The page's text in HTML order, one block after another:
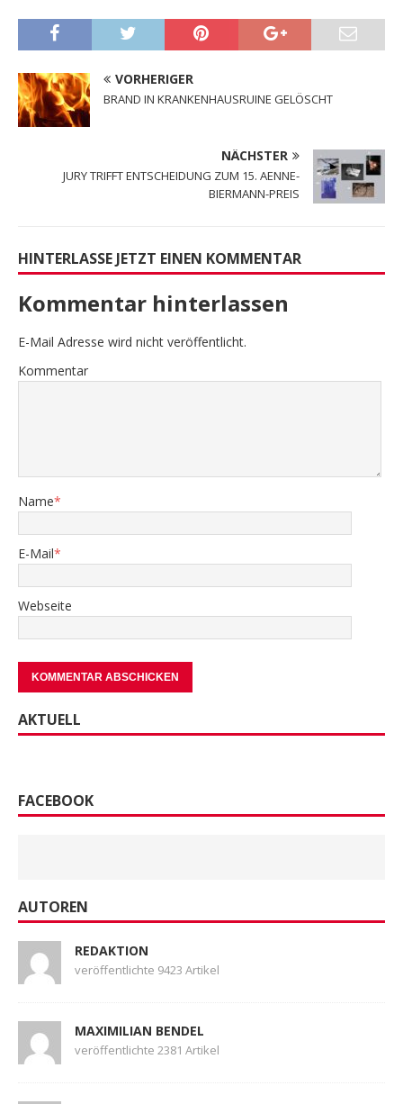
VORHERIGER
BRAND IN KRANKENHAUSRUINE GELÖSCHT
NÄCHSTER
JURY TRIFFT ENTSCHEIDUNG ZUM 15. AENNE-
BIERMANN-PREIS
HINTERLASSE JETZT EINEN KOMMENTAR
Kommentar hinterlassen
E-Mail Adresse wird nicht veröffentlicht.
Kommentar
Name*
E-Mail*
Webseite
AKTUELL
FACEBOOK
AUTOREN
REDAKTION
veröffentlichte 9423 Artikel
MAXIMILIAN BENDEL
veröffentlichte 2381 Artikel